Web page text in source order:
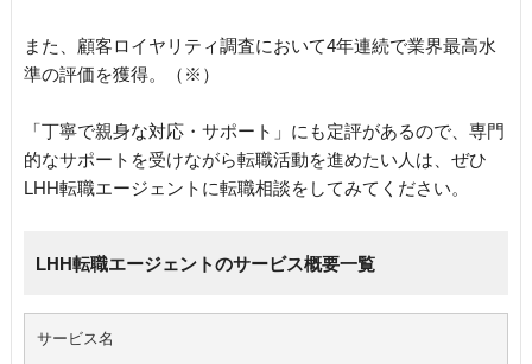
また、顧客ロイヤリティ調査において4年連続で業界最高水
準の評価を獲得。（※）
「丁寧で親身な対応・サポート」にも定評があるので、専門
的なサポートを受けながら転職活動を進めたい人は、ぜひ
LHH転職エージェントに転職相談をしてみてください。
LHH転職エージェントのサービス概要一覧
サービス名